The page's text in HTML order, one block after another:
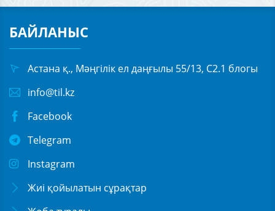
БАЙЛАНЫС
Астана қ., Мәңгілік ел даңғылы 55/13, С2.1 блогы
info@til.kz
Facebook
Telegram
Instagram
Жиі қойылатын сұрақтар